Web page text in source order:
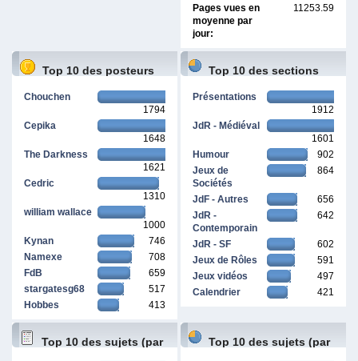
Pages vues en
moyenne par
jour:
11253.59
Top 10 des posteurs
Chouchen
1794
Cepika
1648
The Darkness
1621
Cedric
1310
william wallace
1000
Kynan
746
Namexe
708
FdB
659
stargatesg68
517
Hobbes
413
Top 10 des sections
Présentations
1912
JdR - Médiéval
1601
Humour
902
Jeux de
Sociétés
864
JdF - Autres
656
JdR -
Contemporain
642
JdR - SF
602
Jeux de Rôles
591
Jeux vidéos
497
Calendrier
421
Top 10 des sujets (par Top 10 des sujets (par